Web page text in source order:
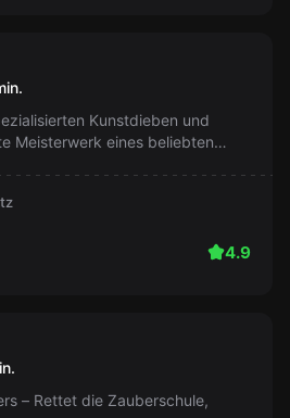
Klauens
Kunstdieben und
Meisterwerk eines beliebten
4.9
– Rettet die Zauberschule,